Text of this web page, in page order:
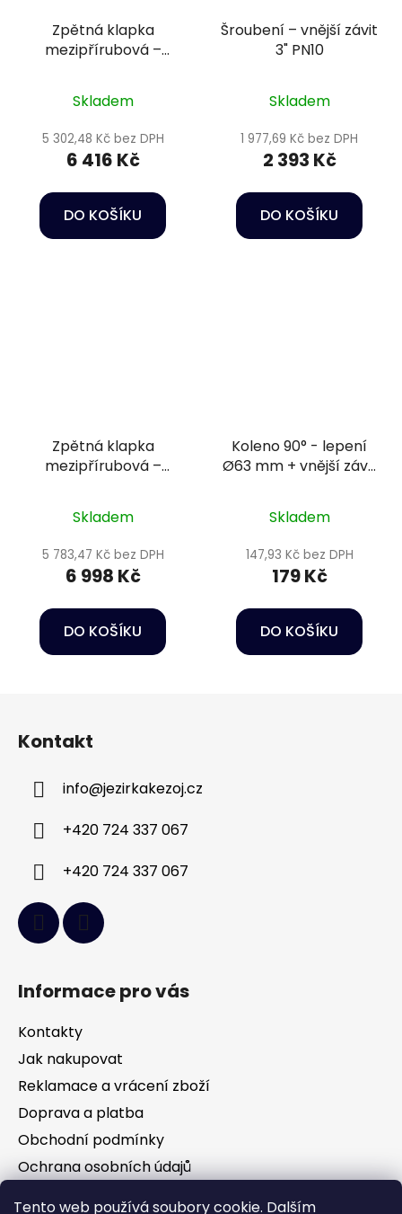
Tento web používá soubory cookie. Dalším
Zpětná klapka
mezipřírubová –
těsnění EPDM
Skladem
5 302,48 Kč bez DPH
6 416 Kč
DO KOŠÍKU
Šroubení – vnější závit
3" PN10
Skladem
1 977,69 Kč bez DPH
2 393 Kč
DO KOŠÍKU
Zpětná klapka
mezipřírubová –
těsnění EPDM
Skladem
5 783,47 Kč bez DPH
6 998 Kč
DO KOŠÍKU
Koleno 90° - lepení
Ø63 mm + vnější závit
Skladem
147,93 Kč bez DPH
179 Kč
DO KOŠÍKU
Kontakt
info@jezirkakezoj.cz
+420 724 337 067
+420 724 337 067
Informace pro vás
Kontakty
Jak nakupovat
Reklamace a vrácení zboží
Doprava a platba
Obchodní podmínky
Ochrana osobních údajů